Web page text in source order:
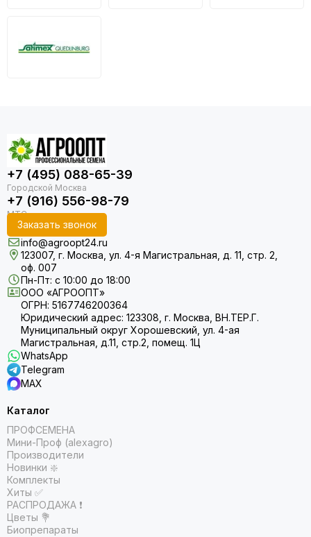
+7 (495) 088-65-39
+7 (916) 556-98-79
Заказать звонок
info@agroopt24.ru
123007, г. Москва, ул. 4-я Магистральная, д. 11, стр. 2,
оф. 007
Пн-Пт: с 10:00 до 18:00
ООО «АГРООПТ»
ОГРН: 5167746200364
Юридический адрес: 123308, г. Москва, ВН.ТЕР.Г.
Муниципальный округ Хорошевский, ул. 4-ая
Магистральная, д.11, стр.2, помещ. 1Ц
WhatsApp
Telegram
MAX
Каталог
ПРОФСЕМЕНА
Мини-Проф (alexagro)
Производители
Новинки ❇️
Комплекты
Хиты ✅
РАСПРОДАЖА ❗️
Цветы 💐
Биопрепараты